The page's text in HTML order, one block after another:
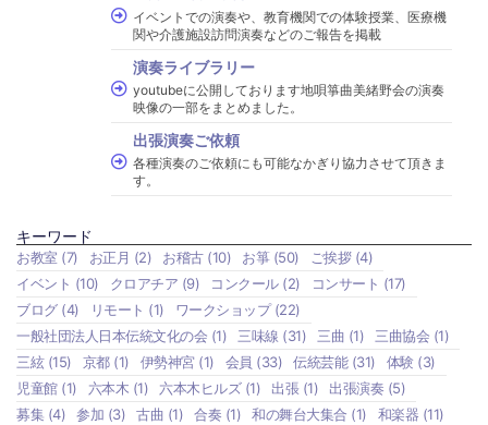
イベントでの演奏や、教育機関での体験授業、医療機
関や介護施設訪問演奏などのご報告を掲載
演奏ライブラリー
youtubeに公開しております地唄箏曲美緒野会の演奏
映像の一部をまとめました。
出張演奏ご依頼
各種演奏のご依頼にも可能なかぎり協力させて頂きま
す。
キーワード
お教室 (7) お正月 (2) お稽古(10) お箏(50) ご挨拶(4)
イベント (10) クロアチア (9) コンクール(2) コンサート (17)
ブログ(4) リモート (1) ワークショップ(22)
一般社団法人日本伝統文化の会 (1) 三味線 (31) 三曲 (1) 三曲協会 (1)
三絃(15) 京都(1) 伊勢神宮(1) 会員 (33) 伝統芸能(31) 体験(3)
児童館(1) 六本木 (1) 六本木ヒルズ(1) 出張(1) 出張演奏 (5)
募集 (4) 参加 (3) 古曲 (1) 合奏 (1) 和の舞台大集合 (1) 和楽器 (11)